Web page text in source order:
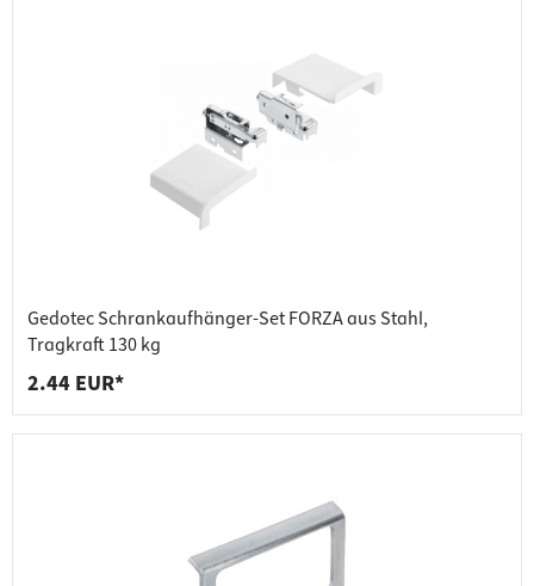
Gedotec Schrankaufhänger-Set FORZA aus Stahl,
Tragkraft 130 kg
2.44 EUR*